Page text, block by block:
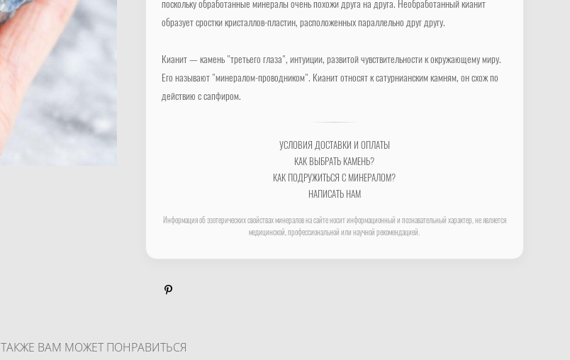
поскольку обработанные минералы очень похожи друга на друга. Необработанный кианит
образует сростки кристаллов-пластин, расположенных параллельно друг другу.
Кианит — камень "третьего глаза", интуиции, развитой чувствительности к окружающему миру.
Его называют "минералом-проводником". Кианит относят к сатурнианским камням, он схож по
действию с сапфиром.
УСЛОВИЯ ДОСТАВКИ И ОПЛАТЫ
КАК ВЫБРАТЬ КАМЕНЬ?
КАК ПОДРУЖИТЬСЯ С МИНЕРАЛОМ?
НАПИСАТЬ НАМ
Информация об эзотерических свойствах минералов на сайте носит информационный и познавательный характер, не является
медицинской, профессиональной или научной рекомендацией.
ТАКЖЕ ВАМ МОЖЕТ ПОНРАВИТЬСЯ